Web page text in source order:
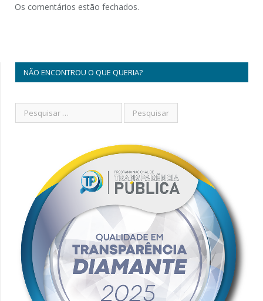
Os comentários estão fechados.
NÃO ENCONTROU O QUE QUERIA?